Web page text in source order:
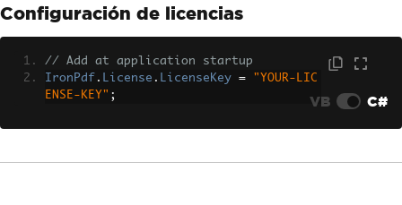
Configuración de licencias
// Add at application startup
IronPdf . License . LicenseKey =
"YOUR-LIC
ENSE-KEY" ; VB C#